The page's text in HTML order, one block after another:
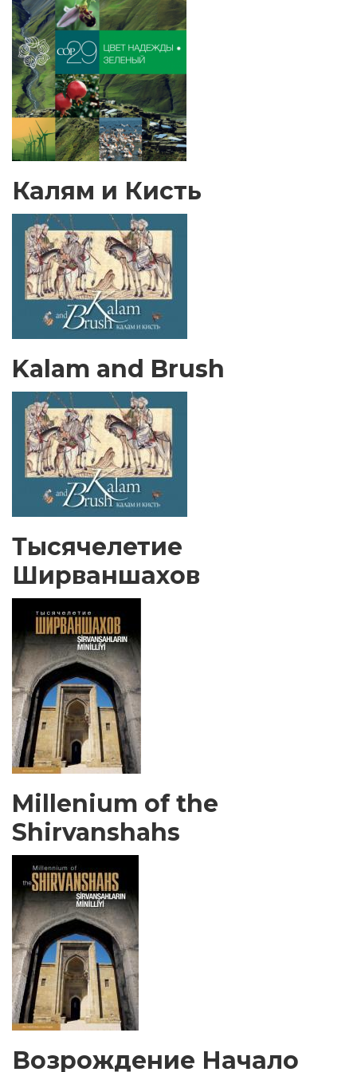
Калям и Кисть
Kalam and Brush
Тысячелетие
Ширваншахов
Millenium of the
Shirvanshahs
Возрождение Начало